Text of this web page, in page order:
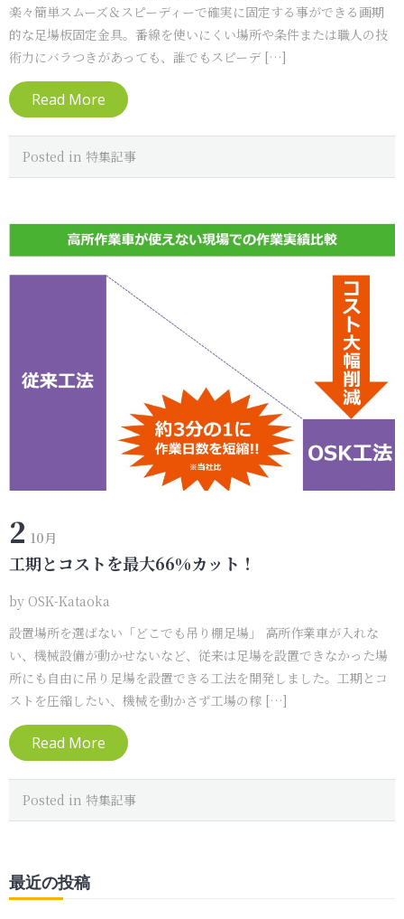
楽々簡単スムーズ＆スピーディーで確実に固定する事ができる画期
的な足場板固定金具。番線を使いにくい場所や条件または職人の技
術力にバラつきがあっても、誰でもスピーデ […]
Read More
Posted in 特集記事
2 10月
工期とコストを最大66%カット！
by OSK-Kataoka
設置場所を選ばない「どこでも吊り棚足場」 高所作業車が入れな
い、機械設備が動かせないなど、従来は足場を設置できなかった場
所にも自由に吊り足場を設置できる工法を開発しました。工期とコ
ストを圧縮したい、機械を動かさず工場の稼 […]
Read More
Posted in 特集記事
最近の投稿